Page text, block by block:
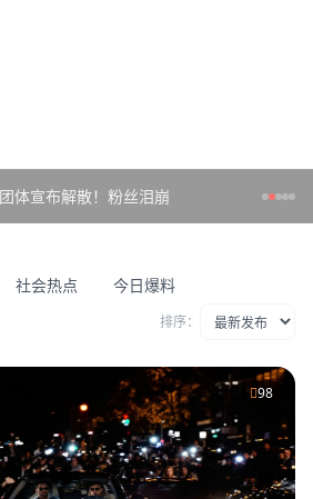
体宣布解散！粉丝泪崩
社会热点 今日爆料
排序：
98